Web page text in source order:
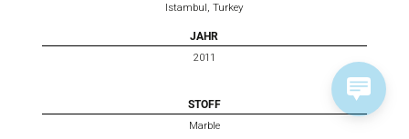
Istambul, Turkey
JAHR
2011
STOFF
Marble